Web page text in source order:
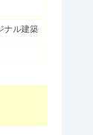
ナル建築